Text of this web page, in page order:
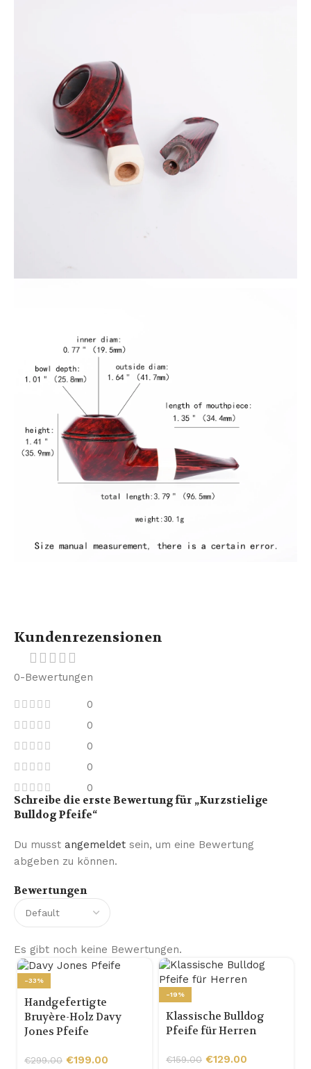
Kundenrezensionen
0-Bewertungen
0
0
0
0
0
Bewertungen
Es gibt noch keine Bewertungen.
Schreibe die erste Bewertung für „Kurzstielige
Bulldog Pfeife“
Du musst angemeldet sein, um eine Bewertung
abgeben zu können.
-33%
Handgefertigte
Bruyère-Holz Davy
Jones Pfeife
€299.00 €199.00
-19%
Klassische Bulldog
Pfeife für Herren
€159.00 €129.00